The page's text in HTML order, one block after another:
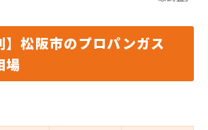
】松阪市のプロパンガス
場